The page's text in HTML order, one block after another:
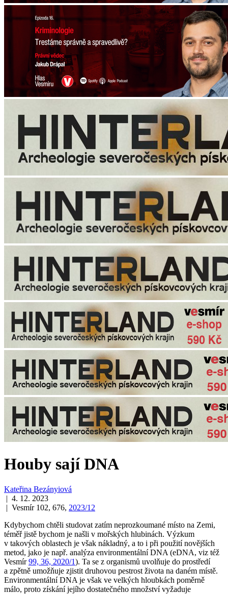
Houby sají DNA
Kateřina Bezányiová
| 4. 12. 2023
| Vesmír 102, 676, 2023/12
Kdybychom chtěli studovat zatím neprozkoumané místo na Zemi,
téměř jistě bychom je našli v mořských hlubinách. Výzkum
v takových oblastech je však nákladný, a to i při použití novějších
metod, jako je např. analýza environmentální DNA (eDNA, viz též
Vesmír99, 36, 2020/1). Ta se z organismů uvolňuje do prostředí
a zpětně umožňuje zjistit druhovou pestrost života na daném místě.
Environmentální DNA je však ve velkých hloubkách poměrně
málo, proto získání jejího dostatečného množství vyžaduje